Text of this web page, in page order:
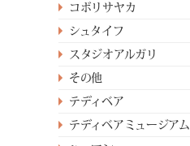
コボリサヤカ
シュタイフ
スタジオアルガリ
その他
テディベア
テディベアミュージアム